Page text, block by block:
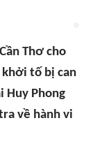
Thơ cho
tố bị can
Huy Phong
về hành vi